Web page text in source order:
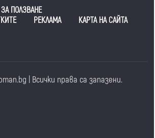
ПОЛЗВАНЕ
РЕКЛАМА
КАРТА НА САЙТА
| Всички права са запазени.